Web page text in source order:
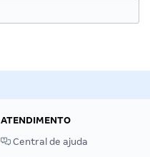
ATENDIMENTO
Central de ajuda